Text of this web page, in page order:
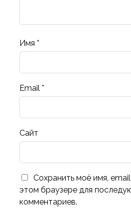
Имя*
Email*
Сайт
Сохранить моё имя,
этом браузере для
комментариев.